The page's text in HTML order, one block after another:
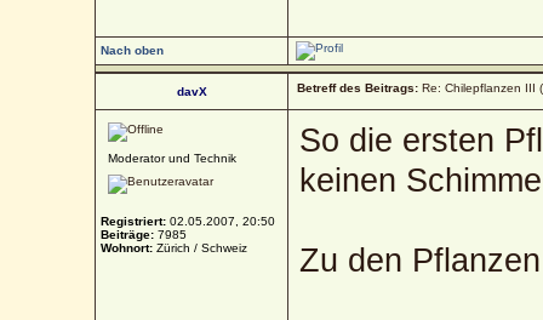
Nach oben
davX Betreff des Beitrags: Re: Chilepflanzen III
Moderator und Technik
Registriert: 02.05.2007, 20:50
Beiträge: 7985
Wohnort: Zürich / Schweiz
So die ersten
keinen
Zu den